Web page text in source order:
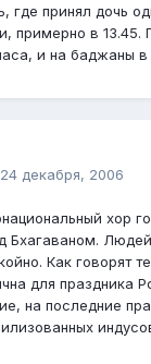
где принял дочь
примерно в 13.45.
и на баджаны в
24 декабря, 2006
хор
Бхагаваном.
Как говорят
для праздника
на последние